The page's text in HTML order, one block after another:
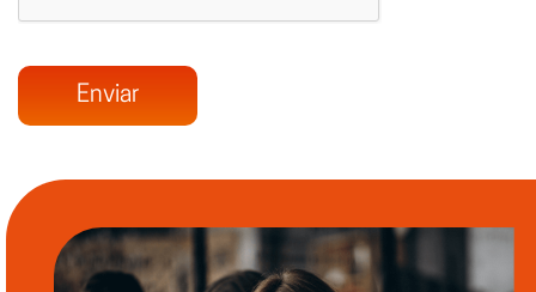
Enviar